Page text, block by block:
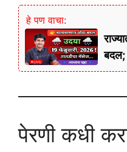
हे पण वाचा:
बदल;
पेरणी कधी